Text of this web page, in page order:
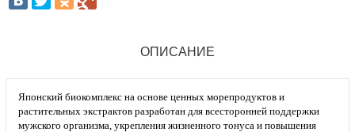
ОПИСАНИЕ
Японский биокомплекс на основе ценных морепродуктов и
растительных экстрактов разработан для всесторонней поддержки
мужского организма, укрепления жизненного тонуса и повышения